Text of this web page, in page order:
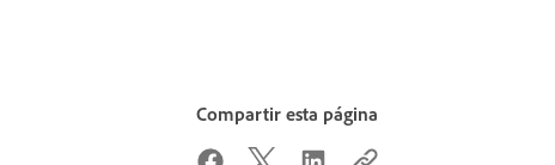
Compartir esta página